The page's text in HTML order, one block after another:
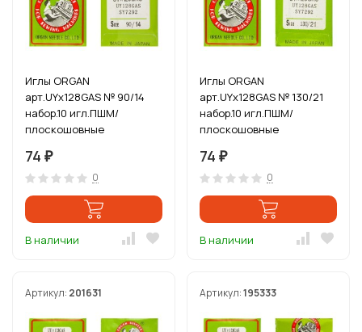
Иглы ORGAN
арт.UYx128GAS № 90/14
набор.10 игл.ПШМ/
плоскошовные
зиг-заг, многоиг
74 ₽
0
В наличии
Иглы ORGAN
арт.UYx128GAS № 130/21
набор.10 игл.ПШМ/
плоскошовные
зиг-заг, многоиг
74 ₽
0
В наличии
Артикул: 201631 Артикул:195333